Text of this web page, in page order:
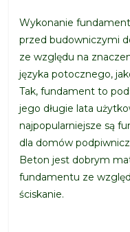
Wykonanie
przed budowniczymi
ze względu na
języka potocznego,
Tak, fundament to
jego długie lata
najpopularniejsze są
dla domów
Beton jest dobrym
fundamentu ze
ściskanie.